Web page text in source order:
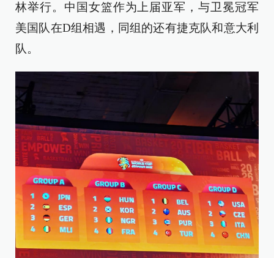
林举行。中国女篮作为上届亚军，与卫冕冠军
美国队在D组相遇，同组的还有捷克队和意大利
队。